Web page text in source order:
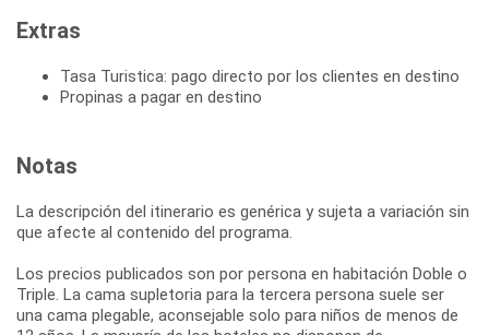
Extras
Tasa Turistica: pago directo por los clientes en destino
Propinas a pagar en destino
Notas
La descripción del itinerario es genérica y sujeta a variación sin
que afecte al contenido del programa.
Los precios publicados son por persona en habitación Doble o
Triple. La cama supletoria para la tercera persona suele ser
una cama plegable, aconsejable solo para niños de menos de